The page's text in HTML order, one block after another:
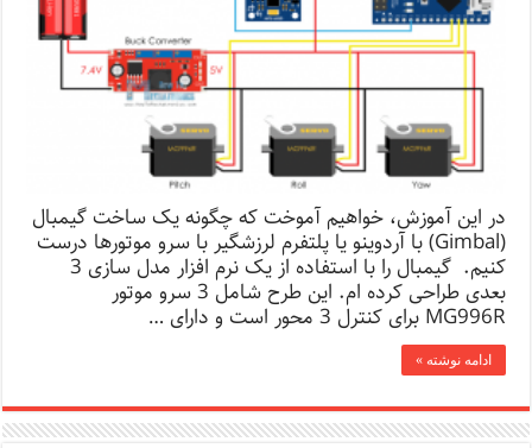
در این آموزش، خواهیم آموخت که چگونه یک ساخت گیمبال
(Gimbal) با آردوینو یا پلتفرم لرزشگیر با سرو موتورها درست
کنیم. گیمبال را با استفاده از یک نرم افزار مدل سازی 3
بعدی طراحی کرده ام. این طرح شامل 3 سرو موتور
MG996R برای کنترل 3 محور است و دارای …
ادامه نوشته »